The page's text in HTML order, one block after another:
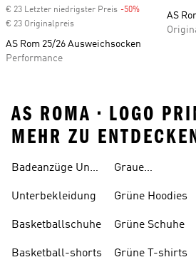
€ 23 Letzter niedrigster Preis -50% Discount
€ 23 Originalpreis
AS Rom 25/26 Ausweichsocken
Performance
AS
AS ROMA • LOGO
MEHR ZU
Badeanzüge Und
Unterbekleidung
Basketballschuhe
Basketball-shorts
Graue
Grüne Hoodies
Grüne Schuhe
Grüne T-shirts